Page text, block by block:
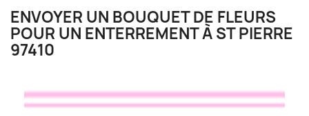
ENVOYER UN BOUQUET DE FLEURS
POUR UN ENTERREMENT À ST PIERRE
97410